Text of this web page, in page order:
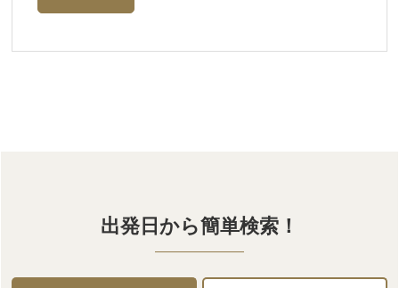
出発日から簡単検索！